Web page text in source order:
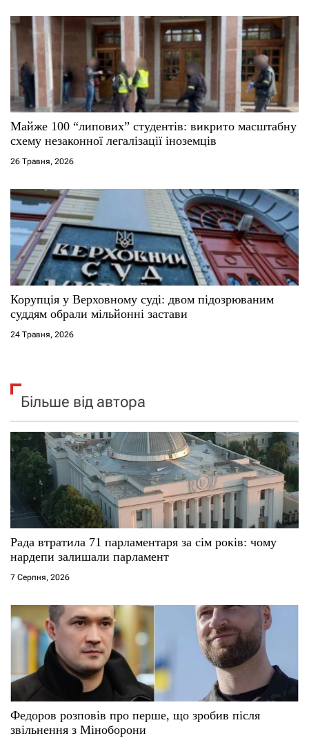
в
Майже 100 “липових” студентів: викрито масштабну
схему незаконної легалізації іноземців
26 Травня, 2026
Корупція у Верховному суді: двом підозрюваним
суддям обрали мільйонні застави
24 Травня, 2026
Більше від автора
Рада втратила 71 парламентаря за сім років: чому
нардепи залишали парламент
7 Серпня, 2026
Федоров розповів про перше, що зробив після
звільнення з Міноборони